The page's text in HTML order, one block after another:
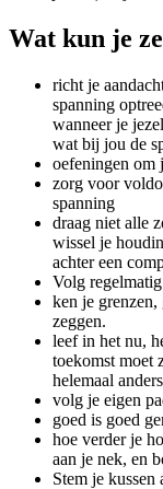
Wat kun je
richt je
spanning
wanneer je
wat bij jou de
oefeningen om
zorg voor
spanning
draag niet alle
wissel je
achter een
Volg
ken je grenzen,
zeggen.
leef in het nu,
toekomst moet
helemaal
volg je eigen
goed is goed
hoe verder je
aan je nek, en
Stem je